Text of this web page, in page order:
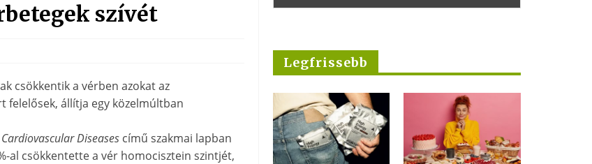
szívét
csökkentik a vérben azokat az
felelősek, állítja egy közelmúltban
Diseases című szakmai lapban
al csökkentette a vér homocisztein szintjét,
Legfrissebb